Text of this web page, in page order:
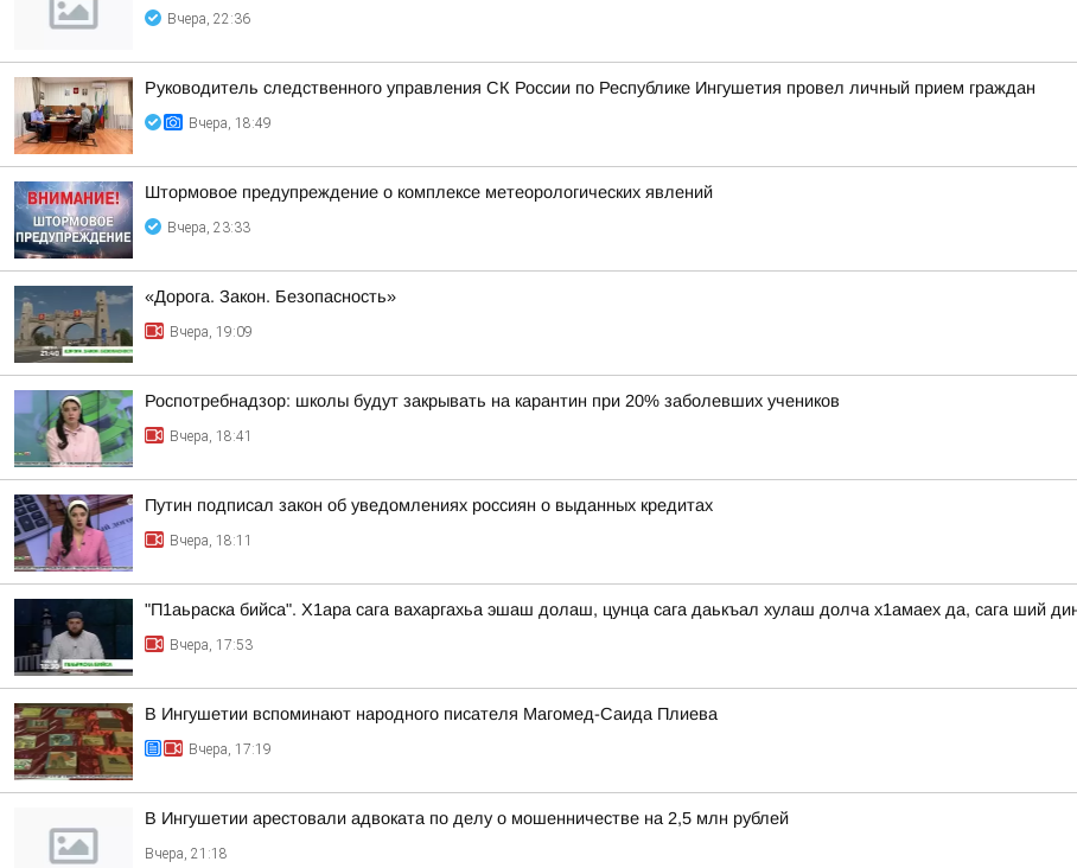
Вчера, 22:36
Руководитель следственного управления СК России по Республике Ингушетия провел личный прием граждан
Вчера, 18:49
Штормовое предупреждение о комплексе метеорологических явлений
Вчера, 23:33
«Дорога. Закон. Безопасность»
Вчера, 19:09
Роспотребнадзор: школы будут закрывать на карантин при 20% заболевших учеников
Вчера, 18:41
Путин подписал закон об уведомлениях россиян о выданных кредитах
Вчера, 18:11
"П1аьраска бийса". Х1ара сага вахаргахьа эшаш долаш, цунца сага даькъал хулаш долча х1амаех да, сага ший
Вчера, 17:53
В Ингушетии вспоминают народного писателя Магомед-Саида Плиева
Вчера, 17:19
В Ингушетии арестовали адвоката по делу о мошенничестве на 2,5 млн рублей
Вчера, 21:18